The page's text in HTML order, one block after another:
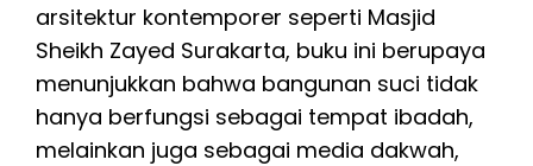
arsitektur kontemporer seperti Masjid
Sheikh Zayed Surakarta, buku ini berupaya
menunjukkan bahwa bangunan suci tidak
hanya berfungsi sebagai tempat ibadah,
melainkan juga sebagai media dakwah,